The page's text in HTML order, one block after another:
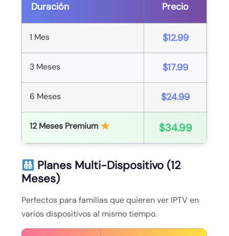
Duración Precio
1 Mes $12.99
3 Meses $17.99
6 Meses $24.99
12 Meses Premium $34.99
Planes Multi-Dispositivo (12
Meses)
Perfectos para familias que quieren ver IPTV en
varios dispositivos al mismo tiempo.